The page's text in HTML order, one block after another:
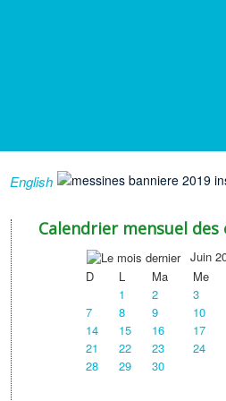
English
Calendrier mensuel des
Juin
D
L Ma Me
1
2 3
7
8 9 10
14
15 16 17
21
22 23 24
28
29 30